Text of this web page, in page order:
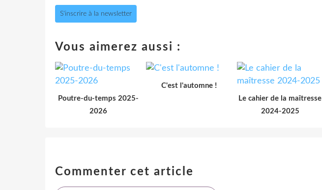
S'inscrire à la newsletter
Vous aimerez aussi :
Poutre-du-temps 2025-
2026
C'est l'automne !
Le cahier de la maîtresse
2024-2025
Commenter cet article